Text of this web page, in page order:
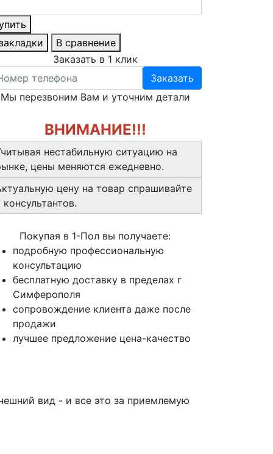
В сравнение
Заказать в 1 клик
Заказать
Мы перезвоним Вам и уточним детали
ВНИМАНИЕ!!!
нестабильную ситуацию на
цены меняются ежедневно.
цену на товар спрашивайте
консультантов.
Покупая в 1-Пол вы получаете:
подробную профессиональную
консультацию
бесплатную доставку в пределах г
Симферополя
сопровождение клиента даже после
продажи
лучшее предложение цена-качество
вид - и все это за приемлемую